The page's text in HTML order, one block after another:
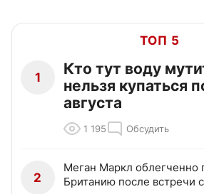
ТОП 5
1
Кто тут воду
нельзя купаться
августа
1 195 Обсудить
2
Меган Маркл облегченно
Британию после встречи